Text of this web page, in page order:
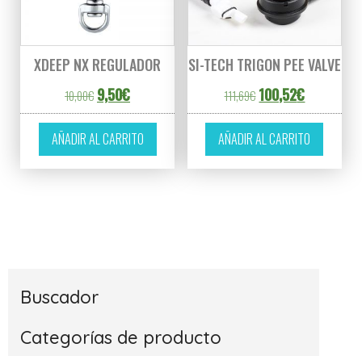
XDEEP NX REGULADOR
10,00€ El precio original era: 10,00€.
9,50€El precio actual es: 9,50€.
AÑADIR AL CARRITO
SI-TECH TRIGON PEE VALVE
111,69€ El precio original
100,52€El precio
AÑADIR AL CARRITO
Buscador
Categorías de producto